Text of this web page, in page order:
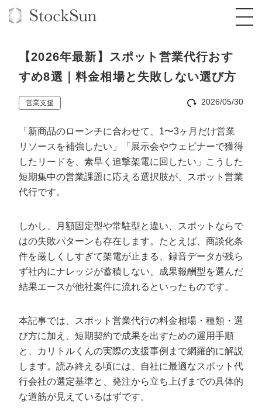
オーダーメイド支援
TOP
コンサルタント一覧
品質ガイドライン
クレーム窓口
BPO支援
定額制Webマーケティング代行『マキトルく
ん』
定額制営業代行『カリトルくん』
定額制採用代行・RPO『トルトルくん』
営業改善特化の動画制作『動画でカリトルく
ん』
定額LINE運用代行『LINEマキトルくん』
オリジナルサービス
格安でAI導入支援『あいのりAI』
1本無料で記事を制作『SEOトライアル』
定額制LP制作・改善『最強LP』
採用YouTubeチャンネル構築『トリトル』
料金表
オンラインサロン
StockSun道場
動画編集
エンジニア
広告運用
YouTubeディレクター
会社概要・役員紹介
ミッション・ビジョン・バリュー
代表メッセージ（岩野圭佑）
取締役メッセージ（株本祐己）
業務委託
認定パートナー
【2026年最新】スポット営業代行おす
すめ8選｜料金相場と失敗しない選び方
営業支援 2026/05/30
「新商品のローンチに合わせて、1〜3ヶ月だけ営業
リソースを補強したい」「展示会やウェビナーで獲得
したリードを、素早く追撃架電に回したい」こうした
短期集中の営業課題に応える選択肢が、スポット営業
代行です。
しかし、月額固定型や常駐型と違い、スポットならで
はの失敗パターンも存在します。たとえば、商談化条
件を厳しくしすぎて架電が止まる、録音データが残ら
ず社内にナレッジが蓄積しない、成果報酬型を選んだ
結果エースが他社案件に流れるといったものです。
本記事では、スポット営業代行の料金相場・種類・選
び方に加え、短期契約で成果を出すための運用手順
と、カリトルくんの実際の支援事例まで網羅的に解説
します。読み終える頃には、自社に最適なスポット代
行会社の選定基準と、発注から立ち上げまでの具体的
な道筋が見えているはずです。